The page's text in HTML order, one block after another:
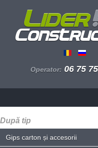
Operator: 06 75
După tip
Gips carton și accesorii